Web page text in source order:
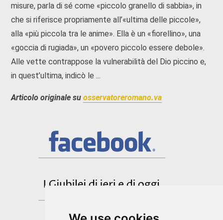
misure, parla di sé come «piccolo granello di sabbia», in
che si riferisce propriamente all’«ultima delle piccole»,
alla «più piccola tra le anime». Ella è un «fiorellino», una
«goccia di rugiada», un «povero piccolo essere debole».
Alle vette contrappose la vulnerabilità del Dio piccino e,
in quest’ultima, indicò le ...
Articolo originale suosservatoreromano.va